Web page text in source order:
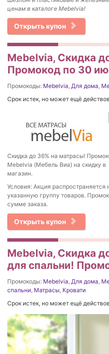
ценам в каталоге Mebelvia!
Открыть купон
Mebelvia, Скидка
Промокод по 30
Промокоды: Mebelvia, Для дома,
Срок истек, но может ещё
Скидка до 36% на матрасы!
Mebelvia (Мебель Виа) на скидку в
магазин.
Условия: Акция распространяется
указанную группу товаров.
сумме заказа.
Открыть купон
Mebelvia, Скидка
для спальни!
Промокоды: Mebelvia, Для дома,
спальни, Матрасы, Кровати
Срок истек, но может ещё